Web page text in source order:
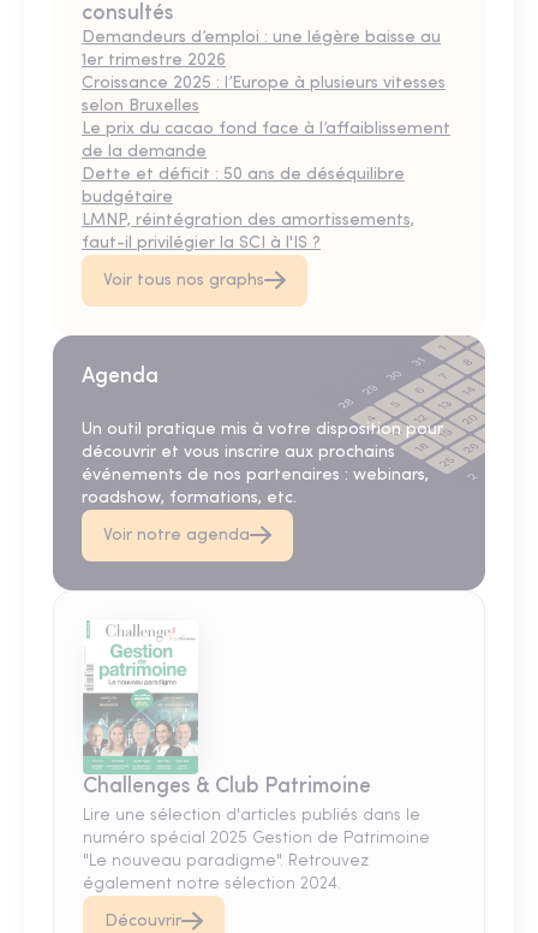
consultés
Demandeurs d’emploi : une légère baisse au
1er trimestre 2026
Croissance 2025 : l’Europe à plusieurs vitesses
selon Bruxelles
Le prix du cacao fond face à l’affaiblissement
de la demande
Dette et déficit : 50 ans de déséquilibre
budgétaire
LMNP, réintégration des amortissements,
faut-il privilégier la SCI à l'IS ?
Voir tous nos graphs
Agenda
Un outil pratique mis à votre disposition pour
découvrir et vous inscrire aux prochains
événements de nos partenaires : webinars,
roadshow, formations, etc.
Voir notre agenda
Challenges & Club Patrimoine
Lire une sélection d'articles publiés dans le
numéro spécial 2025 Gestion de Patrimoine
"Le nouveau paradigme". Retrouvez
également notre sélection 2024.
Découvrir